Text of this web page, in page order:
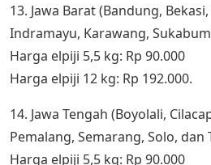
13. Jawa Barat (Bandung,
Indramayu, Karawang,
Harga elpiji 5,5 kg: Rp 90.000
Harga elpiji 12 kg: Rp 192.000.
14. Jawa Tengah (Boyolali,
Pemalang, Semarang, Solo, dan
Harga elpiji 5,5 kg: Rp 90.000